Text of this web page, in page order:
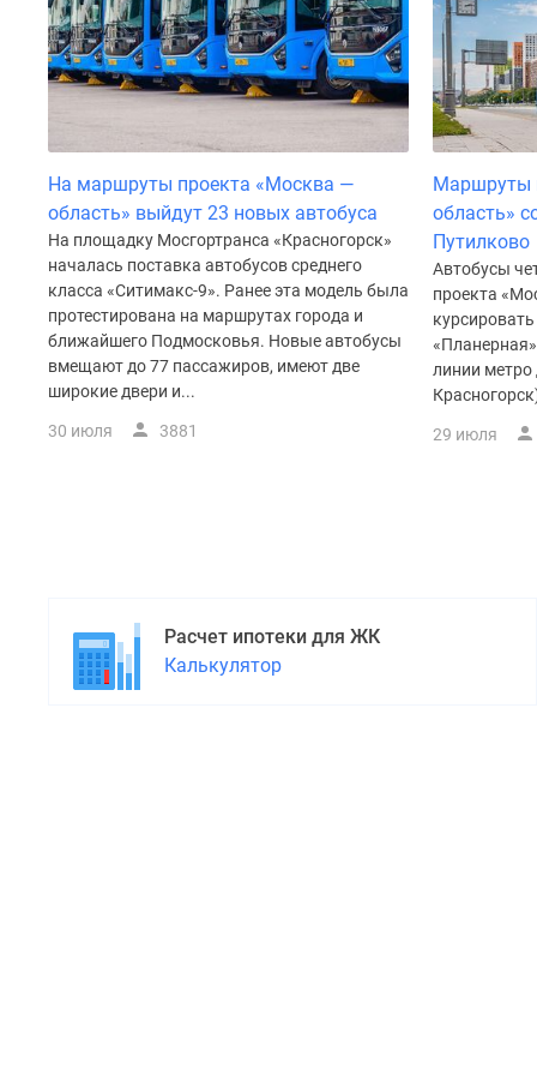
поселки
водоема
Коттеджные
ипотеку
Бизнес-
Скидки
На маршруты проекта «Москва —
область» выйдут 23 новых автобуса
На площадку Мосгортранса «Красногорск»
началась поставка автобусов среднего
класса «Ситимакс-9». Ранее эта модель была
протестирована на маршрутах города и
ближайшего Подмосковья. Новые автобусы
вмещают до 77 пассажиров, имеют две
широкие двери и...
30 июля 3881
Маршруты
область»
Путилково
Автобусы
проекта
линии метро
29 июля
Расчет ипотеки для ЖК
Калькулятор